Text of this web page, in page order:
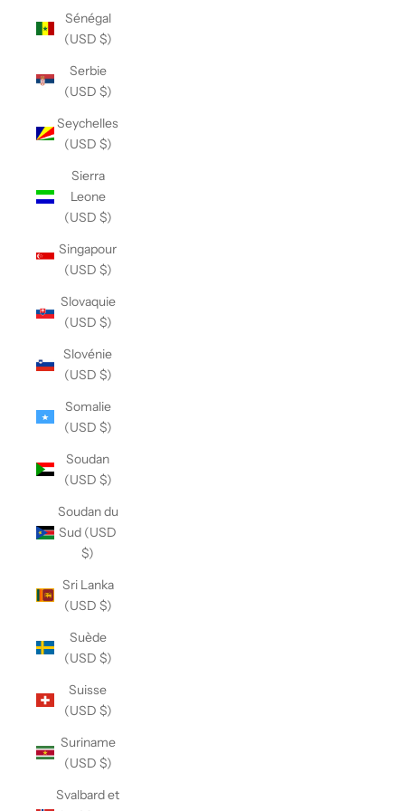
Sénégal
(USD $)
Serbie
(USD $)
Seychelles
(USD $)
Sierra
Leone
(USD $)
Singapour
(USD $)
Slovaquie
(USD $)
Slovénie
(USD $)
Somalie
(USD $)
Soudan
(USD $)
Soudan du
Sud (USD
$)
Sri Lanka
(USD $)
Suède
(USD $)
Suisse
(USD $)
Suriname
(USD $)
Svalbard et